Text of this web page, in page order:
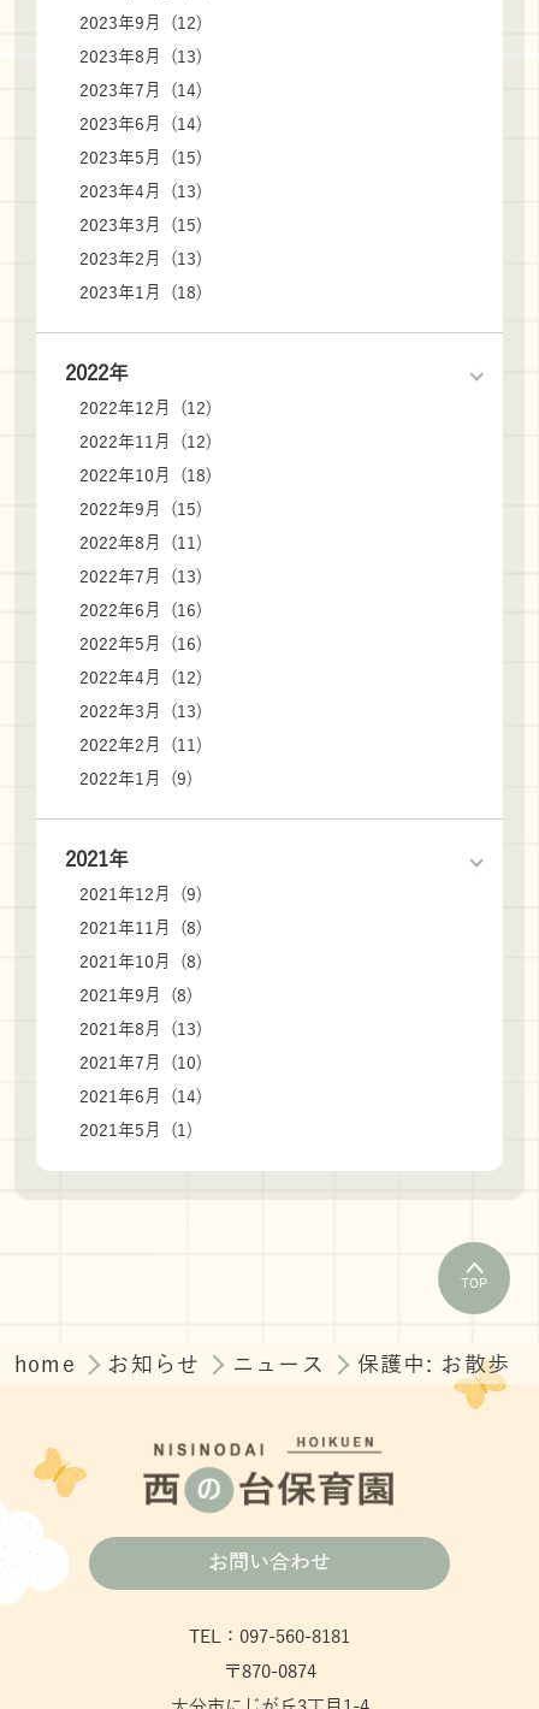
2023年9月 (12)
2023年8月 (13)
2023年7月 (14)
2023年6月 (14)
2023年5月 (15)
2023年4月 (13)
2023年3月 (15)
2023年2月 (13)
2023年1月 (18)
2022年
2022年12月 (12)
2022年11月 (12)
2022年10月 (18)
2022年9月 (15)
2022年8月 (11)
2022年7月 (13)
2022年6月 (16)
2022年5月 (16)
2022年4月 (12)
2022年3月 (13)
2022年2月 (11)
2022年1月 (9)
2021年
2021年12月 (9)
2021年11月 (8)
2021年10月 (8)
2021年9月 (8)
2021年8月 (13)
2021年7月 (10)
2021年6月 (14)
2021年5月 (1)
TOP
home お知らせ ニュース 保護中: お散歩
お問い合わせ
TEL：097-560-8181
〒870-0874